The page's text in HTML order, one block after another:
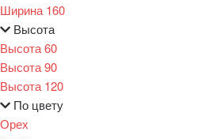
Ширина 160
Высота
Высота 60
Высота 90
Высота 120
По цвету
Орех